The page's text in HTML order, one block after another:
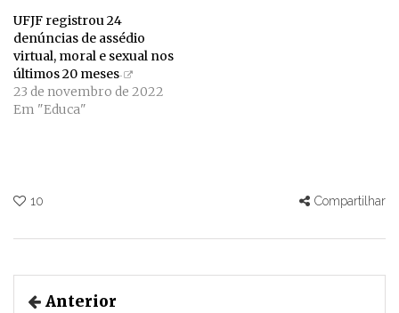
UFJF registrou 24
denúncias de assédio
virtual, moral e sexual nos
últimos 20 meses
23 de novembro de 2022
Em "Educa"
10 Compartilhar
Anterior